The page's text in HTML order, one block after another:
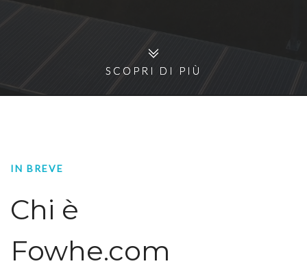
SCOPRI DI PIÙ
SCOPRI DI PIÙ
IN BREVE
Chi è
Fowhe.com